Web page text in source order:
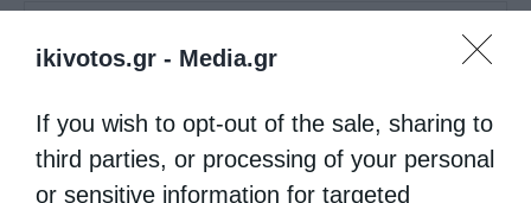
ikivotos.gr - Media.gr
If you wish to opt-out of the sale, sharing to
third parties, or processing of your personal
or sensitive information for targeted
Προηγούμενο άρθρο
Η Κυριακή των Βαΐων στη Μητρόπολη Ρόδου